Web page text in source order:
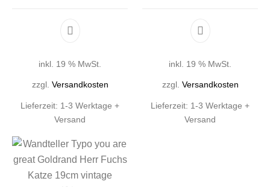
inkl. 19 % MwSt.
zzgl. Versandkosten
Lieferzeit: 1-3 Werktage +
Versand
inkl. 19 % MwSt.
zzgl. Versandkosten
Lieferzeit: 1-3 Werktage +
Versand